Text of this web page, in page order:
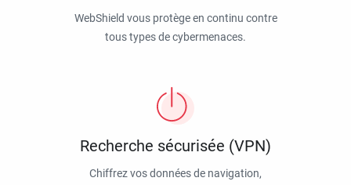
WebShield vous protège en continu contre
tous types de cybermenaces.
Recherche sécurisée (VPN)
Chiffrez vos données de navigation,